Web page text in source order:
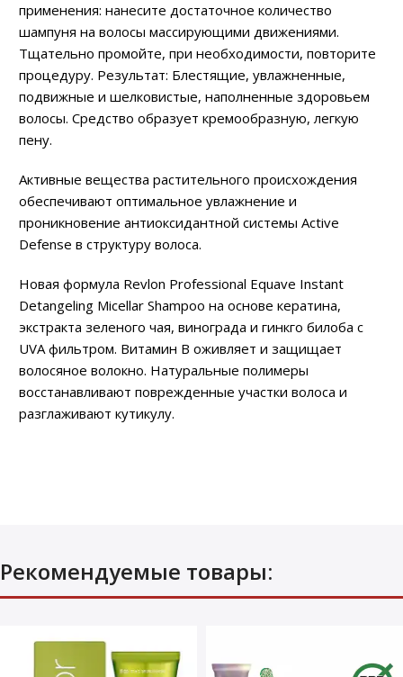
применения: нанесите достаточное количество
шампуня на волосы массирующими движениями.
Тщательно промойте, при необходимости, повторите
процедуру. Результат: Блестящие, увлажненные,
подвижные и шелковистые, наполненные здоровьем
волосы. Средство образует кремообразную, легкую
пену.
Активные вещества растительного происхождения
обеспечивают оптимальное увлажнение и
проникновение антиоксидантной системы Active
Defense в структуру волоса.
Новая формула Revlon Professional Equave Instant
Detangeling Micellar Shampoo на основе кератина,
экстракта зеленого чая, винограда и гинкго билоба с
UVA фильтром. Витамин В оживляет и защищает
волосяное волокно. Натуральные полимеры
восстанавливают поврежденные участки волоса и
разглаживают кутикулу.
Рекомендуемые товары: